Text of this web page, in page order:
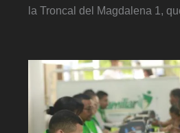
la Troncal del Magdalena 1,